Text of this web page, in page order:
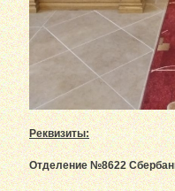
Реквизиты:
Отделение №8622